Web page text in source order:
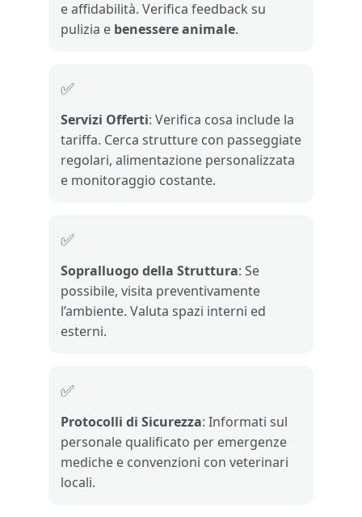
e affidabilità. Verifica feedback su
pulizia e benessere animale.
✅
Servizi Offerti: Verifica cosa include la
tariffa. Cerca strutture con passeggiate
regolari, alimentazione personalizzata
e monitoraggio costante.
✅
Sopralluogo della Struttura: Se
possibile, visita preventivamente
l’ambiente. Valuta spazi interni ed
esterni.
✅
Protocolli di Sicurezza: Informati sul
personale qualificato per emergenze
mediche e convenzioni con veterinari
locali.